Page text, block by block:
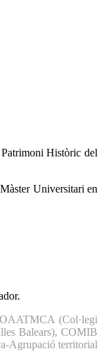
Històric del
Universitari en
(Col·legi
Balears), COMIB
Agrupació territorial